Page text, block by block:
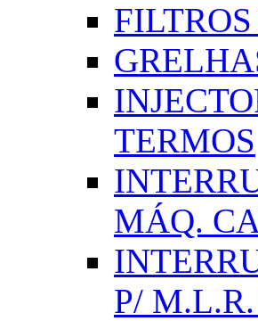
TERMOS
MÁQ.
P/